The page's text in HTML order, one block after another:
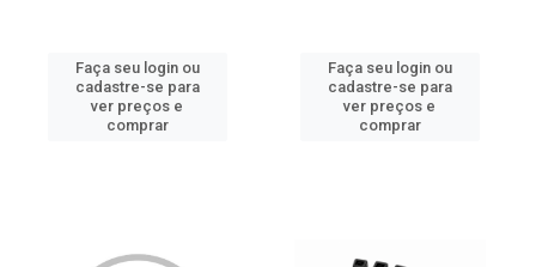
Faça seu login ou
cadastre-se para
ver preços e
comprar
Faça seu login ou
cadastre-se para
ver preços e
comprar